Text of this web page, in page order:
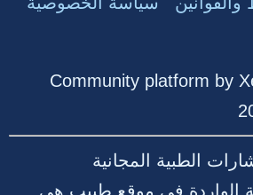
Community platform by
الطبية المجانية
الواردة في موقع طبيب هي